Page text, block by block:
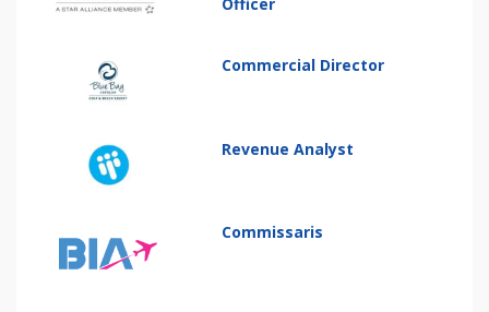
Commercial Director
Revenue Analyst
Commissaris